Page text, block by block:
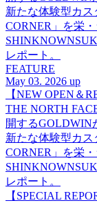
新たな体験型カ
CORNER」を栄
レポート。
FEATURE
May 03. 2026 up
【NEW OPEN＆
THE NORTH
開するGOLDWIN
新たな体験型カ
CORNER」を栄
レポート。
【SPECIAL